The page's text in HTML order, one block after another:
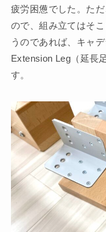
疲労困憊でした。た
ので、組み立てはそ
うのであれば、キャ
Extension Leg（延長
す。